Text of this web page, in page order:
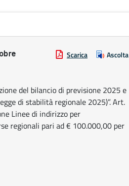
Scarica Ascolta
del bilancio di previsione 2025 e
di stabilità regionale 2025)”. Art.
Linee di indirizzo per
regionali pari ad € 100.000,00 per